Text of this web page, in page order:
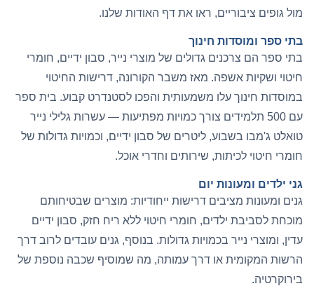
מול גופים ציבוריים, ראו את דף האודות שלנו.
בתי ספר ומוסדות חינוך
בתי ספר הם צרכנים גדולים של מוצרי נייר, סבון ידיים, חומרי
חיטוי ושקיות אשפה. מאז משבר הקורונה, דרישות החיטוי
במוסדות חינוך עלו משמעותית והפכו לסטנדרט קבוע. בית ספר
עם 500 תלמידים צורך כמויות מפתיעות — עשרות גלילי נייר
טואלט ג'מבו בשבוע, ליטרים של סבון ידיים, וכמויות גדולות של
חומרי חיטוי לכיתות, שירותים וחדרי אוכל.
גני ילדים ומעונות יום
גנים ומעונות מציבים דרישות ייחודיות: מוצרים שבטיחותם
מוכחת לסביבת ילדים, חומרי חיטוי ללא ריח חזק, סבון ידיים
עדין, ומוצרי נייר בכמויות גדולות. בנוסף, גנים עובדים לרוב דרך
הרשות המקומית או דרך עמותה, מה שמוסיף שכבה נוספת של
בירוקרטיה.